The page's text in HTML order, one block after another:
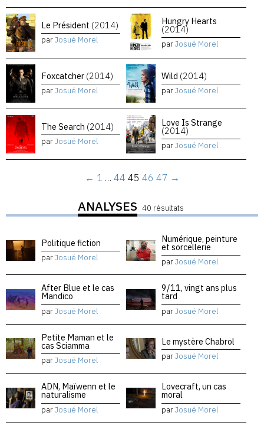
Le Président (2014)
parJosué Morel
Hungry Hearts
(2014)
parJosué Morel
Foxcatcher (2014)
parJosué Morel
Wild (2014)
parJosué Morel
The Search (2014)
parJosué Morel
Love Is Strange
(2014)
parJosué Morel
← 1 … 44 45 46 47 →
ANALYSES 40 résultats
Politique fiction
parJosué Morel
Numérique, peinture
et sorcellerie
parJosué Morel
After Blue et le cas
Mandico
parJosué Morel
9/11, vingt ans plus
tard
parJosué Morel
Petite Maman et le
cas Sciamma
parJosué Morel
Le mystère Chabrol
parJosué Morel
ADN, Maïwenn et le
naturalisme
parJosué Morel
Lovecraft, un cas
moral
parJosué Morel